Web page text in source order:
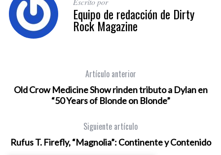
Equipo de redacción de Dirty
Rock Magazine
Artículo anterior
Old Crow Medicine Show rinden tributo a Dylan en
“50 Years of Blonde on Blonde”
Siguiente artículo
Rufus T. Firefly, “Magnolia”: Continente y Contenido